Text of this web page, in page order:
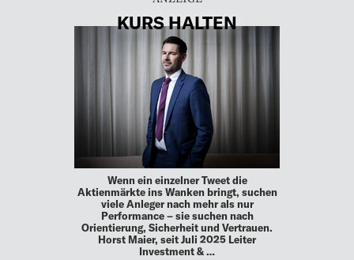
KURS HALTEN
Wenn ein einzelner Tweet die
Aktienmärkte ins Wanken bringt, suchen
viele Anleger nach mehr als nur
Performance – sie suchen nach
Orientierung, Sicherheit und Vertrauen.
Horst Maier, seit Juli 2025 Leiter
Investment & …